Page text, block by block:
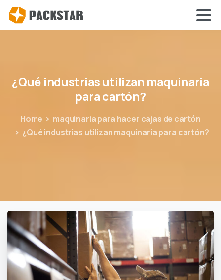
¿Qué industriasutilizan maquinaria
paracartón?
Home
maquinaria para hacer cajas de cartón
¿Qué industrias utilizan maquinaria para cartón?